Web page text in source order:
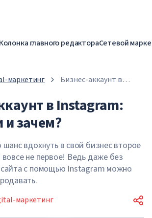
Колонка главного редактораСетевой
маркетинг
Бизнес-аккаунт в
зачем?
в Instagram:
и зачем?
вдохнуть в свой бизнес второе
не первое! Ведь даже без
сайта с помощью Instagram можно
маркетинг